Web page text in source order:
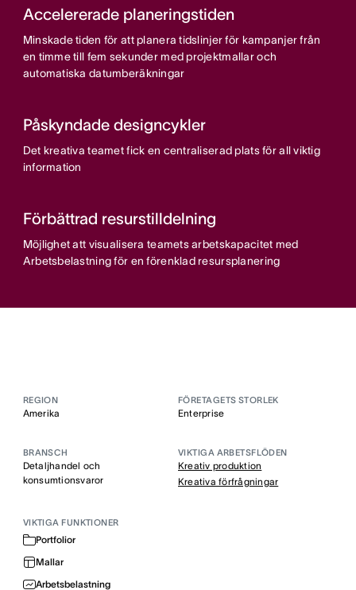
Accelererade planeringstiden
Minskade tiden för att planera tidslinjer för kampanjer från
en timme till fem sekunder med projektmallar och
automatiska datumberäkningar
Påskyndade designcykler
Det kreativa teamet fick en centraliserad plats för all viktig
information
Förbättrad resurstilldelning
Möjlighet att visualisera teamets arbetskapacitet med
Arbetsbelastning för en förenklad resursplanering
REGION
Amerika
FÖRETAGETS STORLEK
Enterprise
BRANSCH
Detaljhandel och
konsumtionsvaror
VIKTIGA ARBETSFLÖDEN
Kreativ produktion
Kreativa förfrågningar
VIKTIGA FUNKTIONER
Portfolior
Mallar
Arbetsbelastning